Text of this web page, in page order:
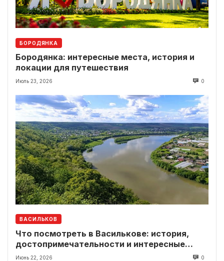
БОРОДЯНКА
Бородянка: интересные места, история и
локации для путешествия
Июль 23, 2026 0
ВАСИЛЬКОВ
Что посмотреть в Василькове: история,
достопримечательности и интересные
локации рядом
Июнь 22, 2026 0